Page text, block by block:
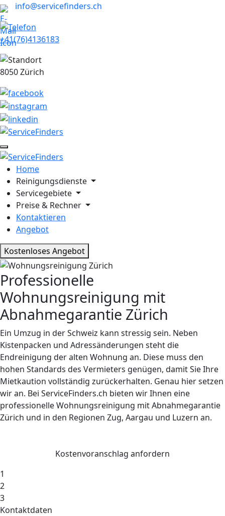
info@servicefinders.ch
+41(76)4136183
8050 Zürich
Home
Reinigungsdienste
Servicegebiete
Preise & Rechner
Kontaktieren
Angebot
Kostenloses Angebot
Professionelle
Wohnungsreinigung mit
Abnahmegarantie Zürich
Ein Umzug in der Schweiz kann stressig sein. Neben
Kistenpacken und Adressänderungen steht die
Endreinigung der alten Wohnung an. Diese muss den
hohen Standards des Vermieters genügen, damit Sie Ihre
Mietkaution vollständig zurückerhalten. Genau hier setzen
wir an. Bei ServiceFinders.ch bieten wir Ihnen eine
professionelle Wohnungsreinigung mit Abnahmegarantie
Zürich und in den Regionen Zug, Aargau und Luzern an.
Kostenvoranschlag anfordern
1
2
3
Kontaktdaten